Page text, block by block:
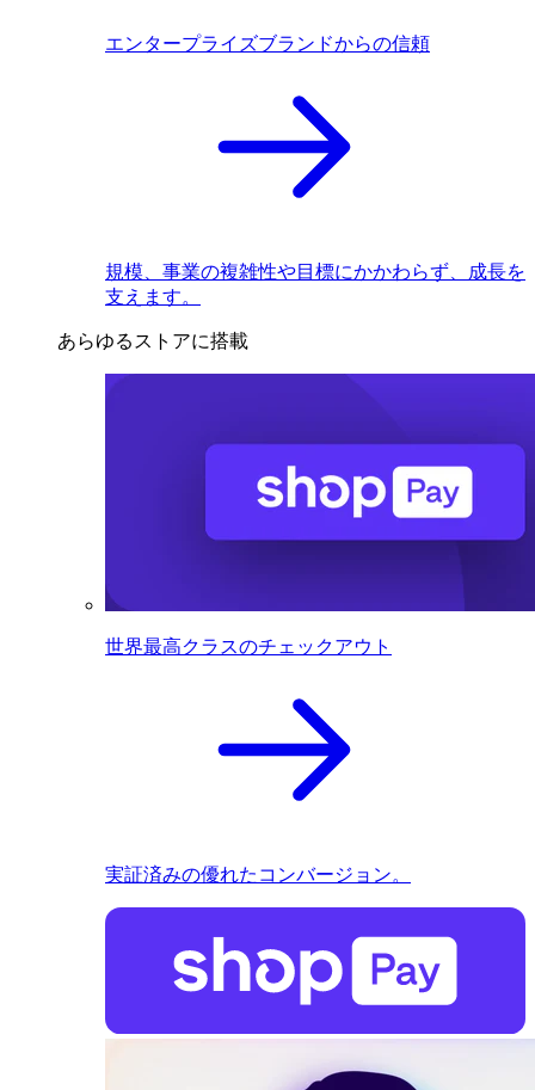
エンタープライズブランドからの信頼
規模、事業の複雑性や目標にかかわらず、成長を
支えます。
あらゆるストアに搭載
世界最高クラスのチェックアウト
実証済みの優れたコンバージョン。